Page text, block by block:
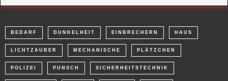
BEDARF DUNKELHEIT EINBRECHERN HAUS
POLIZEI PUNSCH SICHERHEITSTECHNIK
SIMULIEREN TÄTER TRICKS TÜREN
WEIHNACHTSZEIT WINTER